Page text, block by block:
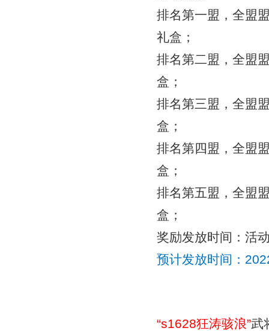
排名第一盟，全盟
礼盒；
排名第二盟，全盟
盒；
排名第三盟，全盟
盒；
排名第四盟，全盟
盒；
排名第五盟，全盟
盒；
奖励发放时间：活
预计发放时间：
“s1628狂涛骇浪”武